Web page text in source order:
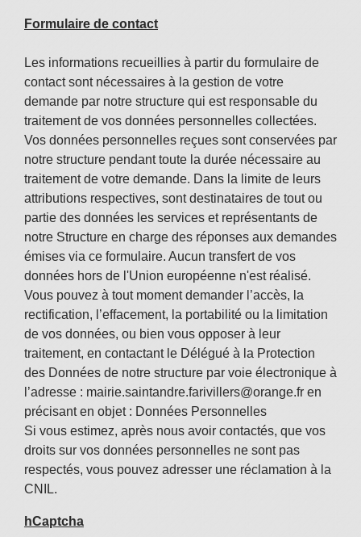
Formulaire de contact
Les informations recueillies à partir du formulaire de
contact sont nécessaires à la gestion de votre
demande par notre structure qui est responsable du
traitement de vos données personnelles collectées.
Vos données personnelles reçues sont conservées par
notre structure pendant toute la durée nécessaire au
traitement de votre demande. Dans la limite de leurs
attributions respectives, sont destinataires de tout ou
partie des données les services et représentants de
notre Structure en charge des réponses aux demandes
émises via ce formulaire. Aucun transfert de vos
données hors de l'Union européenne n'est réalisé.
Vous pouvez à tout moment demander l’accès, la
rectification, l’effacement, la portabilité ou la limitation
de vos données, ou bien vous opposer à leur
traitement, en contactant le Délégué à la Protection
des Données de notre structure par voie électronique à
l’adresse : mairie.saintandre.farivillers@orange.fr en
précisant en objet : Données Personnelles
Si vous estimez, après nous avoir contactés, que vos
droits sur vos données personnelles ne sont pas
respectés, vous pouvez adresser une réclamation à la
CNIL.
hCaptcha